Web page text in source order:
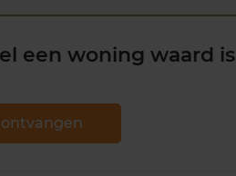
een woning waard is